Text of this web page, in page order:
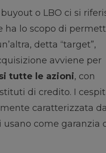
o LBO ci si
ha lo scopo di
detta “target”,
avviene per
tutte le azioni, con
di credito. I
caratterizzata
usano come garanzia